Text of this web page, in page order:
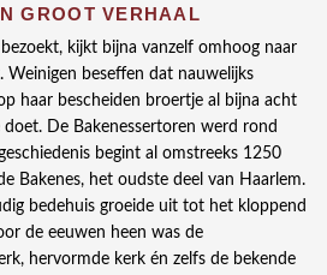
GROOT VERHAAL
kijkt bijna vanzelf omhoog naar
beseffen dat nauwelijks
haar bescheiden broertje al bijna acht
De Bakenessertoren werd rond
begint al omstreeks 1250
Bakenes, het oudste deel van Haarlem.
bedehuis groeide uit tot het kloppend
de eeuwen heen was de
hervormde kerk én zelfs de bekende